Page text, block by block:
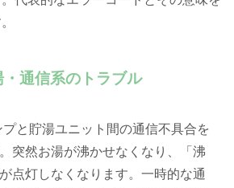
通信系のトラブル
と貯湯ユニット間の通信不具合を
突然お湯が沸かせなくなり、「沸
点灯しなくなります。一時的な通